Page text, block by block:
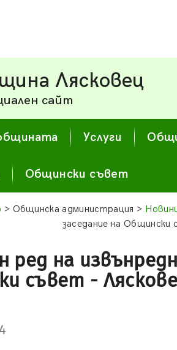
Лясковец
сайт
Услуги
Общински съвет
> Общинска администрация >
заседание на Общински
ред на
съвет -